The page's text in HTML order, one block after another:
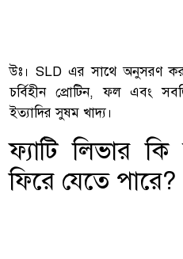
উঃ। SLD এর সাথে অনুসরণ
চর্বিহীন প্রোটিন, ফল এবং
ইত্যাদির সুষম খাদ্য।
ফ্যাটি লিভার কি
ফিরে যেতে পারে?